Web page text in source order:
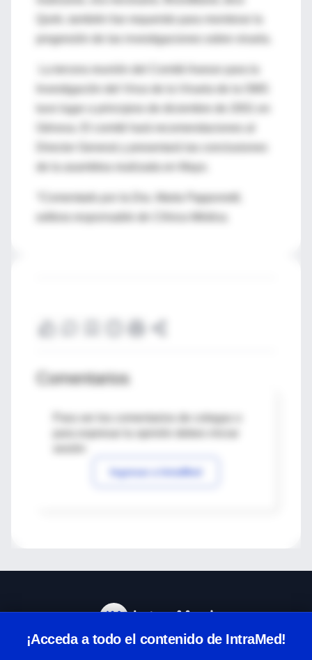
Quirk, también fue requerido para monitorar la
progresión de las investigaciones sobre viruela.
Investigación del Virus de la Viruela de la OMS
tuvo lugar a principios de diciembre de 2001 en
*Comentado por la Dra. Marta Papponetti,
Comentarios
Para ver los comentarios de colegas o
Ingresar a IntraMed
¡Acceda a todo el contenido de IntraMed!